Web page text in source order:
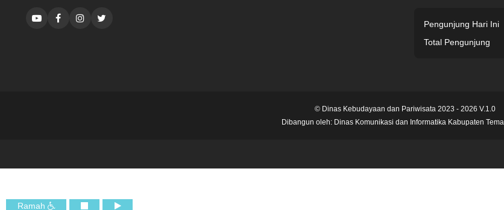
Pengunjung Hari Ini
Total Pengunjung
© Dinas Kebudayaan dan Pariwisata 2023 - 2026 V.1.0
Dibangun oleh: Dinas Komunikasi dan Informatika Kabupaten
Ramah